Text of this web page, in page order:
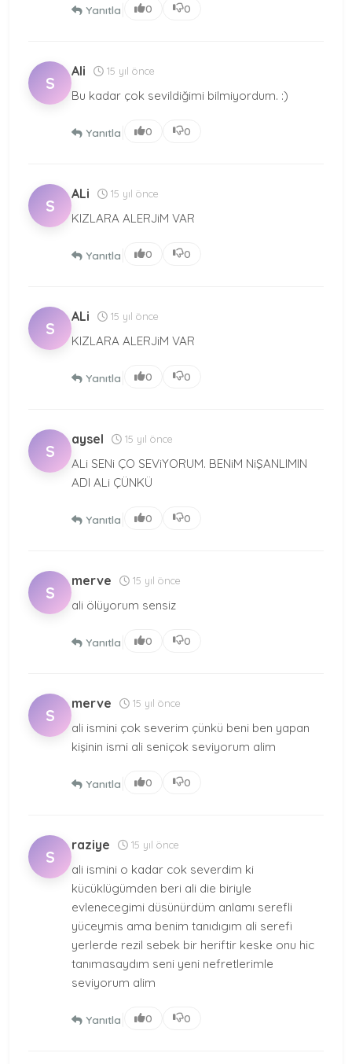
Yanıtla 0 0
S
Ali 15 yıl önce
Bu kadar çok sevildiğimi bilmiyordum. :)
Yanıtla 0 0
S
ALi 15 yıl önce
KIZLARA ALERJiM VAR
Yanıtla 0 0
S
ALi 15 yıl önce
KIZLARA ALERJiM VAR
Yanıtla 0 0
S
aysel 15 yıl önce
ALi SENi ÇO SEViYORUM. BENiM NiŞANLIMIN
ADI ALi ÇÜNKÜ
Yanıtla 0 0
S
merve 15 yıl önce
ali ölüyorum sensiz
Yanıtla 0 0
S
merve 15 yıl önce
ali ismini çok severim çünkü beni ben yapan
kişinin ismi ali seniçok seviyorum alim
Yanıtla 0 0
S
raziye 15 yıl önce
ali ismini o kadar cok severdim ki
kücüklügümden beri ali die biriyle
evlenecegimi düsünürdüm anlamı serefli
yüceymis ama benim tanıdıgım ali serefi
yerlerde rezil sebek bir heriftir keske onu hic
tanımasaydım seni yeni nefretlerimle
seviyorum alim
Yanıtla 0 0